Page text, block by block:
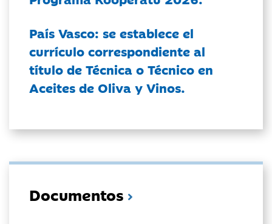
País Vasco: se establece el
currículo correspondiente al
título de Técnica o Técnico en
Aceites de Oliva y Vinos.
Documentos